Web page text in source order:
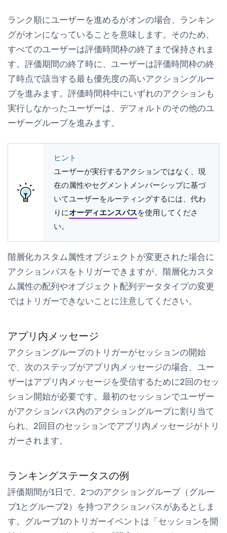
ランク順にユーザーを進めるがオンの場合、 ランキン
グがオンになっていることを意味します。そのため、
すべてのユーザーは評価時間枠の終了まで保持されま
す。評価期間の終了時に、ユーザーは評価時間枠の終
了時点で該当する最も優先度の高いアクショングルー
プを進みます。評価時間枠中にいずれのアクションも
実行しなかったユーザーは、デフォルトのその他のユ
ーザーグループを進みます。
ヒント
ユーザーが実行するアクションではなく、現
在の属性やセグメントメンバーシップに基づ
いてユーザーをルーティングするには、代わ
りにオーディエンスパスを使用してくださ
い。
階層化カスタム属性オブジェクトが変更された場合に
アクションパスをトリガーできますが、階層化カスタ
ム属性の配列やオブジェクト配列データタイプの変更
ではトリガーできないことに注意してください。
アプリ内メッセージ
アクショングループのトリガーがセッションの開始
で、次のステップがアプリ内メッセージの場合、ユー
ザーはアプリ内メッセージを受信するために2回のセッ
ション開始が必要です。最初のセッションでユーザー
がアクションパス内のアクショングループに割り当て
られ、2回目のセッションでアプリ内メッセージがトリ
ガーされます。
ランキングステータスの例
評価期間が1日で、2つのアクショングループ（グルー
プ1とグループ2）を持つアクションパスがあるとしま
す。グループ1のトリガーイベントは「セッションを開